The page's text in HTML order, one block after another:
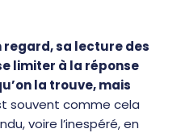
regard, sa lecture des
limiter à la réponse
la trouve, mais
souvent comme cela
voire l’inespéré, en